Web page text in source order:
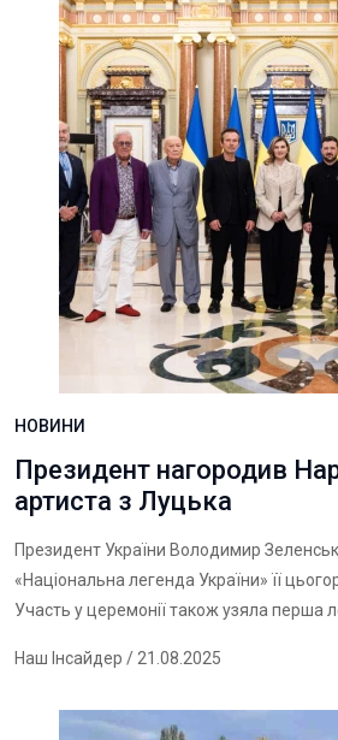
НОВИНИ
Президент нагородив
артиста з Луцька
Президент України Володимир
«Національна легенда України» її
Участь у церемонії також узяла перша
Наш Інсайдер / 21.08.2025